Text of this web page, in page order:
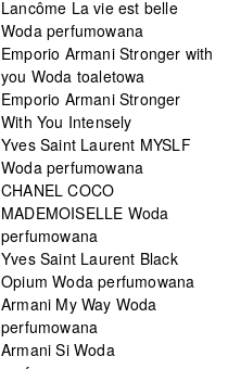
Lancôme La vie est belle
Woda perfumowana
Emporio Armani Stronger with
you Woda toaletowa
Emporio Armani Stronger
With You Intensely
Yves Saint Laurent MYSLF
Woda perfumowana
CHANEL COCO
MADEMOISELLE Woda
perfumowana
Yves Saint Laurent Black
Opium Woda perfumowana
Armani My Way Woda
perfumowana
Armani Si Woda